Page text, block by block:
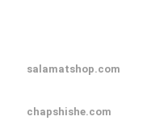
salamatshop.com
chapshishe.com